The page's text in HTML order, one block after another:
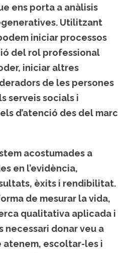
ens porta a anàlisis
Utilitzant
iniciar processos
del rol professional
iniciar altres
de les persones
serveis socials i
d’atenció des del marc
acostumades a
en l’evidència,
èxits i rendibilitat.
de mesurar la vida,
qualitativa aplicada i
necessari donar veu a
atenem, escoltar-les i